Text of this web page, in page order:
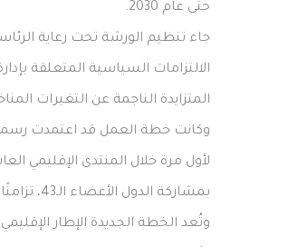
حتى عام 2030.
جاء تنظيم الورشة تحت رعاية
الالتزامات السياسية المتعلقة
المتزايدة الناجمة عن التغيرات
بمشاركة الدول الأعضاء الـ43، تزامنًا مع الذكرى الثلاثين لمسار برشلونة.
وتُعد الخطة الجديدة الإطار